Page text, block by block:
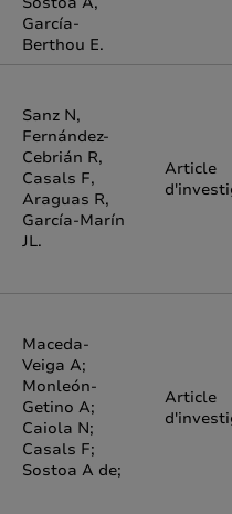
García-
Berthou E.
Sanz N,
Fernández-
Cebrián R,
Casals F,
Araguas R,
García-Marín
JL.
Article
Maceda-
Veiga A;
Monleón-
Getino A;
Caiola N;
Casals F;
Sostoa A de;
Article